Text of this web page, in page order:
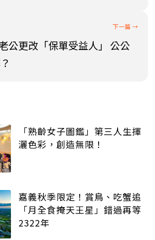
公更改「保單受益人」 公公
「熟齡女子圖鑑」第三人生揮
灑色彩，創造無限！
嘉義秋季限定！賞鳥、吃蟹追
「月全食掩天王星」錯過再等
2322年